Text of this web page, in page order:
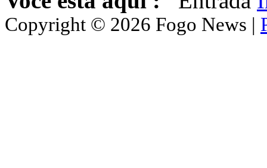
Copyright © 2026 Fogo News |